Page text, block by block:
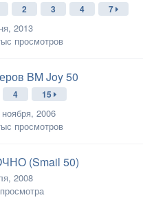
2 3 4 7
2013
просмотров
BM Joy 50
4 15
2006
просмотров
(Smail 50)
2008
просмотра